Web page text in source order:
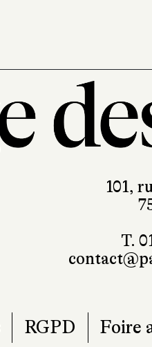
101,
T.
RGPD Foire